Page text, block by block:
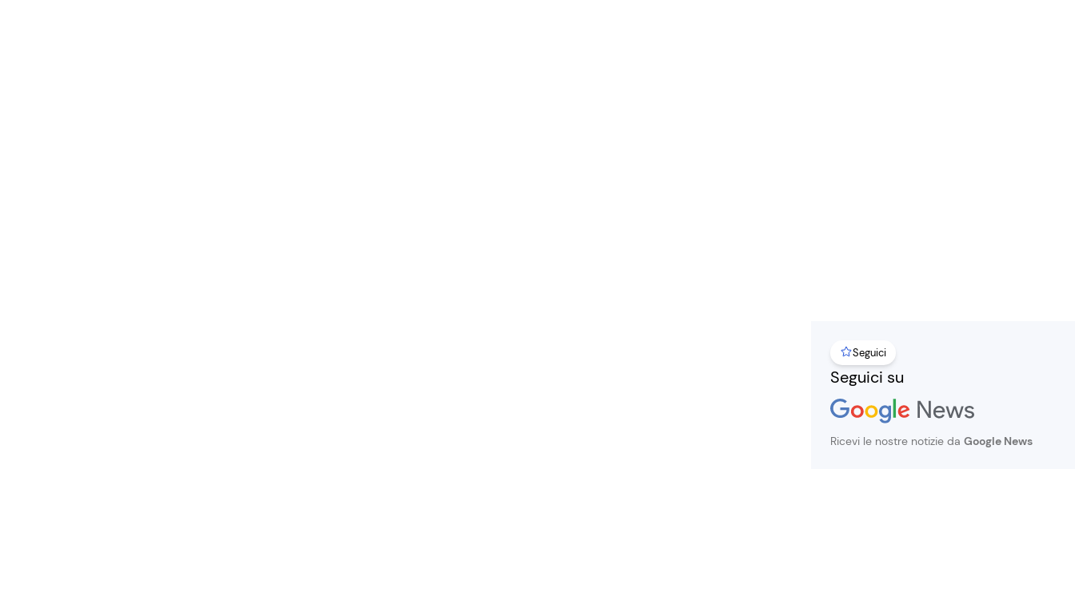
Seguici
Seguici su
Ricevi le nostre notizie da Google News